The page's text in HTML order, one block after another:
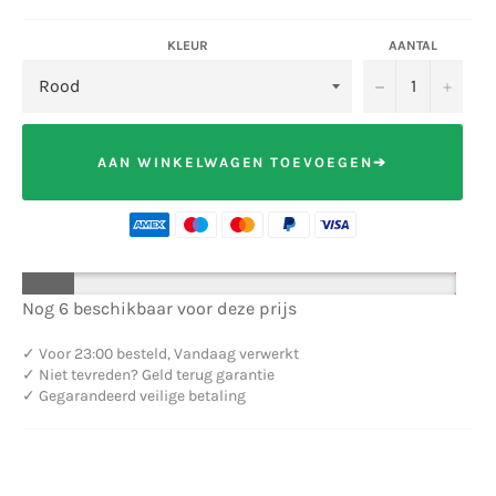
KLEUR AANTAL
− +
AAN WINKELWAGEN TOEVOEGEN➔
Nog 6 beschikbaar voor deze prijs
✓ Voor 23:00 besteld, Vandaag verwerkt
✓ Niet tevreden? Geld terug garantie
✓ Gegarandeerd veilige betaling